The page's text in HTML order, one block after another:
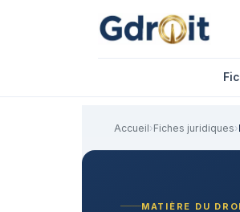
Accueil›Fiches juridiques›
MATIÈRE DU